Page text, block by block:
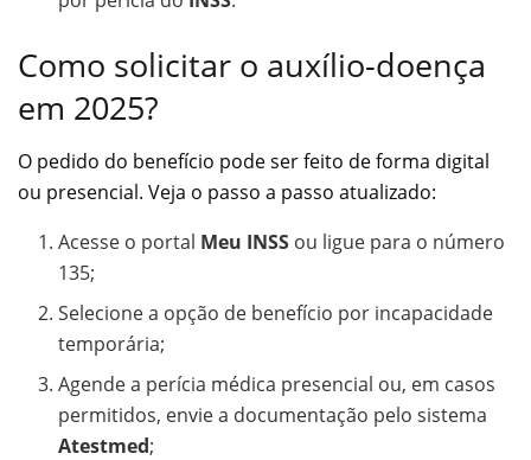
Como solicitar o auxílio-doença
em 2025?
O pedido do benefício pode ser feito de forma digital
ou presencial. Veja o passo a passo atualizado:
Acesse o portal Meu INSS ou ligue para o número
135;
Selecione a opção de benefício por incapacidade
temporária;
Agende a perícia médica presencial ou, em casos
permitidos, envie a documentação pelo sistema
Atestmed;